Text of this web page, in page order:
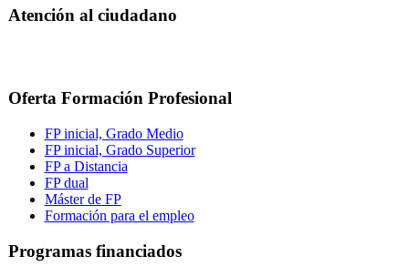
Atención al ciudadano
Oferta Formación Profesional
FP inicial, Grado Medio
FP inicial, Grado Superior
FP a Distancia
FP dual
Máster de FP
Formación para el empleo
Programas financiados